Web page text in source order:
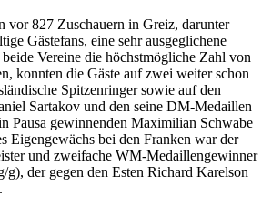
vor 827 Zuschauern in Greiz, darunter
Gästefans, eine sehr ausgeglichene
Vereine die höchstmögliche Zahl von
konnten die Gäste auf zwei weiter schon
Spitzenringer sowie auf den
Sartakov und den seine DM-Medaillen
Pausa gewinnenden Maximilian Schwabe
Eigengewächs bei den Franken war der
und zweifache WM-Medaillengewinner
g), der gegen den Esten Richard Karelson